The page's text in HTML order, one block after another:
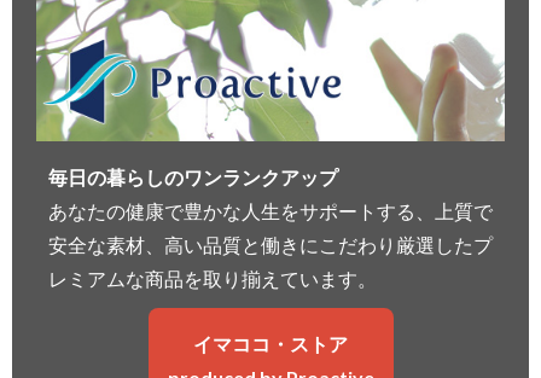
毎日の暮らしのワンランクアップ
あなたの健康で豊かな人生をサポートする、上質で
安全な素材、高い品質と働きにこだわり厳選したプ
レミアムな商品を取り揃えています。
イマココ・ストア